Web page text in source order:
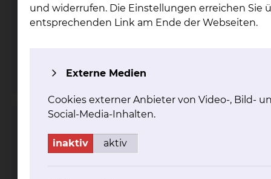
Celler Straße 38, 38114 Braunschweig
Tel.:+49 531 595 3422
und widerrufen. Die Einstellungen erreichen Sie
entsprechenden Link am Ende der Webseiten.
Externe Medien
Cookies externer Anbieter von Video-, Bild-
Social-Media-Inhalten.
inaktiv aktiv